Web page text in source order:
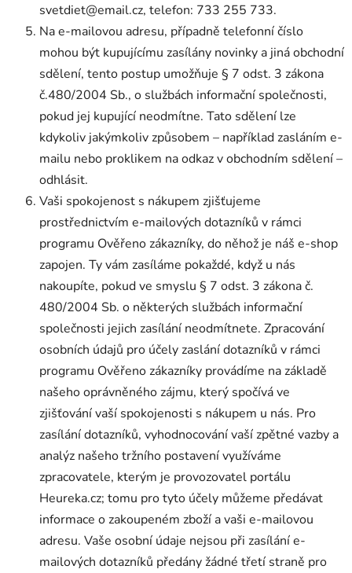
svetdiet@email.cz, telefon: 733 255 733.
Na e-mailovou adresu, případně telefonní číslo
mohou být kupujícímu zasílány novinky a jiná obchodní
sdělení, tento postup umožňuje § 7 odst. 3 zákona
č.480/2004 Sb., o službách informační společnosti,
pokud jej kupující neodmítne. Tato sdělení lze
kdykoliv jakýmkoliv způsobem – například zasláním e-
mailu nebo proklikem na odkaz v obchodním sdělení –
odhlásit.
Vaši spokojenost s nákupem zjišťujeme
prostřednictvím e-mailových dotazníků v rámci
programu Ověřeno zákazníky, do něhož je náš e-shop
zapojen. Ty vám zasíláme pokaždé, když u nás
nakoupíte, pokud ve smyslu § 7 odst. 3 zákona č.
480/2004 Sb. o některých službách informační
společnosti jejich zasílání neodmítnete. Zpracování
osobních údajů pro účely zaslání dotazníků v rámci
programu Ověřeno zákazníky provádíme na základě
našeho oprávněného zájmu, který spočívá ve
zjišťování vaší spokojenosti s nákupem u nás. Pro
zasílání dotazníků, vyhodnocování vaší zpětné vazby a
analýz našeho tržního postavení využíváme
zpracovatele, kterým je provozovatel portálu
Heureka.cz; tomu pro tyto účely můžeme předávat
informace o zakoupeném zboží a vaši e-mailovou
adresu. Vaše osobní údaje nejsou při zasílání e-
mailových dotazníků předány žádné třetí straně pro